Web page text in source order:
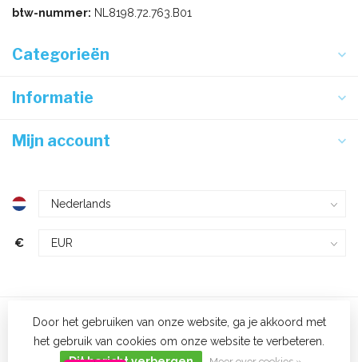
btw-nummer: NL8198.72.763.B01
Categorieën
Informatie
Mijn account
€
Door het gebruiken van onze website, ga je akkoord met
het gebruik van cookies om onze website te verbeteren.